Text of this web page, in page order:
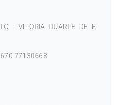
: VITORIA DUARTE DE F.
77130668